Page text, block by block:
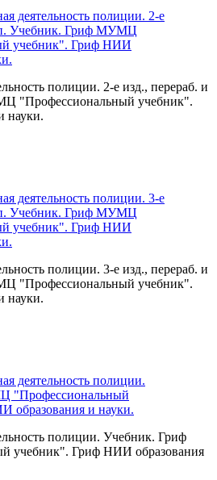
полиции. 2-е изд., перераб. и
"Профессиональный учебник".
науки.
полиции. 3-е изд., перераб. и
"Профессиональный учебник".
науки.
полиции. Учебник. Гриф
учебник". Гриф НИИ образования